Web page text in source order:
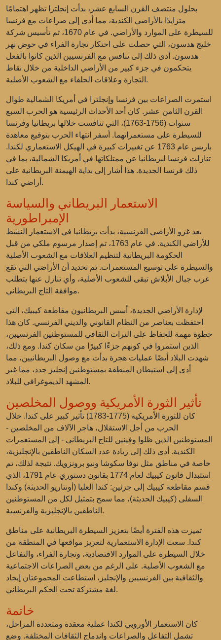
بحلول منتصف القرن السابع عشر، بدأت إنجلترا تظهر اهتمامًا
متزايدًا بالأراضي الكندية، مما أدى إلى صراعات مع فرنسا
للسيطرة على الموارد والأراضي. في عام 1670، تم تأسيس شركة
خليج هدسون، التي حصلت على احتكار تجارة الفراء في حوض نهر
هدسون. أدى ذلك إلى تنافس مع الفرنسيين الذين كانوا بالفعل
يتحكمون في جزء كبير من الأراضي الداخلية من خلال نقاط
التجارة وعلاقات الحلفاء مع الشعوب الأصلية.
استمرت الصراعات بين فرنسا وإنجلترا في أمريكا الشمالية طوال
القرن الثامن عشر. كان أحد الأحداث الرئيسية هو الحرب السبع
سنوات (1756-1763)، التي تنافست خلالها بريطانيا وفرنسا
للسيطرة على مستعمراتهما. أسفر انتهاء الحرب بتوقيع معاهدة
باريس عام 1763 عن تغييرات كبيرة في الهيكل الاستعماري لكندا.
تنازلت فرنسا لبريطانيا عن ممتلكاتها في أمريكا الشمالية، بما في
ذلك فرنسا الجديدة. هذا أشار إلى بداية الهيمنة البريطانية على
أراضي كندا.
الاستعمار البريطاني والسياسة
الإمبراطورية
بعد غزو الأراضي الفرنسية، بدأت بريطانيا في الاستعمار النشط
للأراضي الكندية. في عام 1763، تم إصدار مرسوم ملكي من قبل
الحكومة البريطانية لتنظيم العلاقات مع الشعوب الأصلية
والسيطرة على توسيع المستعمرات. تم تحديد أن الأراضي التي تقع
غرب جبال الأبلاش تبقى للشعوب الأصلية، وأي تنازل عنها يتطلب
موافقة التاج البريطاني.
لإدارة الأراضي الجديدة، أسس البريطانيون مقاطعة كيبيك، التي
احتفظت بعناصر من النظام القانوني والديني الفرنسي. كان هذا
خطوة مهمة للحفاظ على التراث الثقافي للمستوطنين الفرنسيين،
الذين استمروا في كونهم جزءًا كبيرًا من سكان كندا. ومع ذلك،
شهدت البلاد أيضًا عمليات هجرة بدأت مع وصول البريطانيين، مما
أدى إلى استيطان المنطقة بمستوطنين إنجليز جدد، مما غير
المشهد الديموغرافي للبلاد.
تأثير الثورة الأمريكية ووصول المخلصين
كان للثورة الأمريكية (1775-1783) تأثير كبير على كندا. خلال
الحرب من أجل الاستقلال، هاجر الآلاف من المخلصين -
المستوطنين الذين ظلوا وفينين للتاج البريطاني - إلى المستعمرات
الكندية. أدى ذلك إلى زيادة عدد السكان الناطقين بالإنجليزية،
خاصة في مناطق مثل نوفا سكوشا ونيو برونزويك. نتيجة لذلك، تم
استبدال قانون كيبيك لعام 1774 بقانون دستوري عام 1791، الذي
قسم مقاطعة كيبيك إلى جزئين: كندا العليا (أونتاريو الحديثة) وكندا
السفلى (كيبيك الحديثة)، مما سمح بتمثيل لكل من المستوطنين
الناطقين بالإنجليزية والفرنسية.
تميزت هذه الفترة أيضًا بتعزيز السيطرة البريطانية على مناطق
كندا. سعت الإدارة الاستعمارية لتعزيز مواقعها في المنطقة من
خلال السيطرة على الموارد الاقتصادية، وتجارة الفراء، والتفاعل
مع الشعوب الأصلية. على الرغم من بعض الصراعات الاجتماعية
والثقافية بين الفرنسيين والإنجليز، استطاعت المجموعتان إيجاد
لغة مشتركة تحت الحكم البريطاني.
خاتمة
كان الاستعمار الأوروبي لكندا عملية معقدة ومتعددة المراحل،
تشمل التفاعل والصراعات واندماج الثقافات المختلفة. وضع